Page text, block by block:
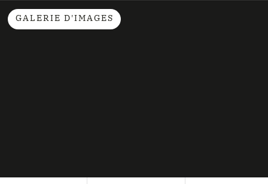
GALERIE D'IMAGES